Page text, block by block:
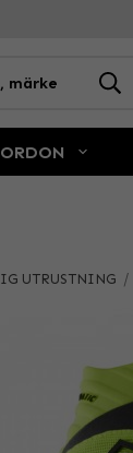
UTRUSTNING /